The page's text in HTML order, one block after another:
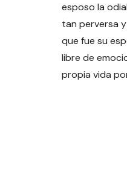
esposo la
tan perversa
que fue su
libre de
propia vida